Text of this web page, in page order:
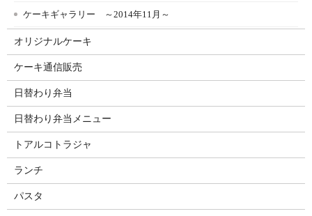
ケーキギャラリー ～2014年11月～
オリジナルケーキ
ケーキ通信販売
日替わり弁当
日替わり弁当メニュー
トアルコトラジャ
ランチ
パスタ